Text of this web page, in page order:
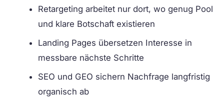
Retargeting arbeitet nur dort, wo genug Pool
und klare Botschaft existieren
Landing Pages übersetzen Interesse in
messbare nächste Schritte
SEO und GEO sichern Nachfrage langfristig
organisch ab